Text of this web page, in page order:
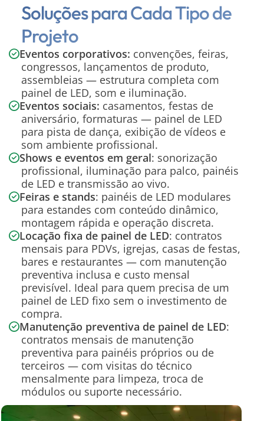
Soluções para Cada Tipo de
Projeto
Eventos corporativos: convenções, feiras,
congressos, lançamentos de produto,
assembleias — estrutura completa com
painel de LED, som e iluminação.
Eventos sociais: casamentos, festas de
aniversário, formaturas — painel de LED
para pista de dança, exibição de vídeos e
som ambiente profissional.
Shows e eventos em geral: sonorização
profissional, iluminação para palco, painéis
de LED e transmissão ao vivo.
Feiras e stands: painéis de LED modulares
para estandes com conteúdo dinâmico,
montagem rápida e operação discreta.
Locação fixa de painel de LED: contratos
mensais para PDVs, igrejas, casas de festas,
bares e restaurantes — com manutenção
preventiva inclusa e custo mensal
previsível. Ideal para quem precisa de um
painel de LED fixo sem o investimento de
compra.
Manutenção preventiva de painel de LED:
contratos mensais de manutenção
preventiva para painéis próprios ou de
terceiros — com visitas do técnico
mensalmente para limpeza, troca de
módulos ou suporte necessário.